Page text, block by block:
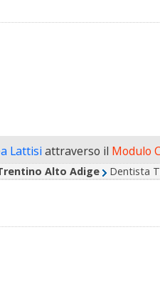
Lattisi attraverso il Modulo
Alto Adige Dentista